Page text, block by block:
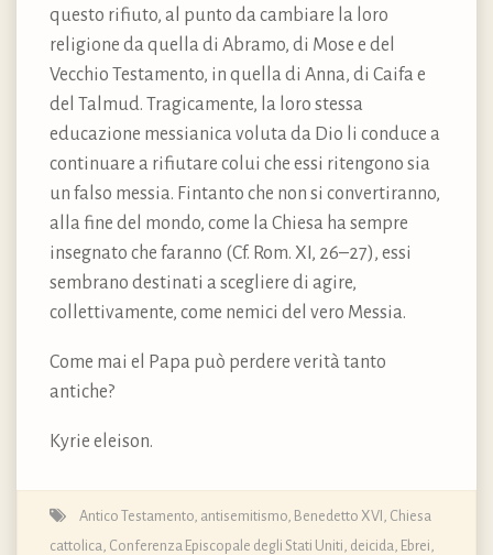
questo rifiuto, al punto da cambiare la loro
religione da quella di Abramo, di Mose e del
Vecchio Testamento, in quella di Anna, di Caifa e
del Talmud. Tragicamente, la loro stessa
educazione messianica voluta da Dio li conduce a
continuare a rifiutare colui che essi ritengono sia
un falso messia. Fintanto che non si convertiranno,
alla fine del mondo, come la Chiesa ha sempre
insegnato che faranno (Cf. Rom. XI, 26–27), essi
sembrano destinati a scegliere di agire,
collettivamente, come nemici del vero Messia.
Come mai el Papa può perdere verità tanto
antiche?
Kyrie eleison.
Antico Testamento antisemitismo Benedetto XVI
Chiesa
cattolica Conferenza Episcopale degli Stati Uniti deicida Ebrei